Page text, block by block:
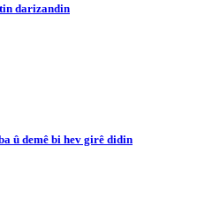
darizandin
û demê bi hev girê didin